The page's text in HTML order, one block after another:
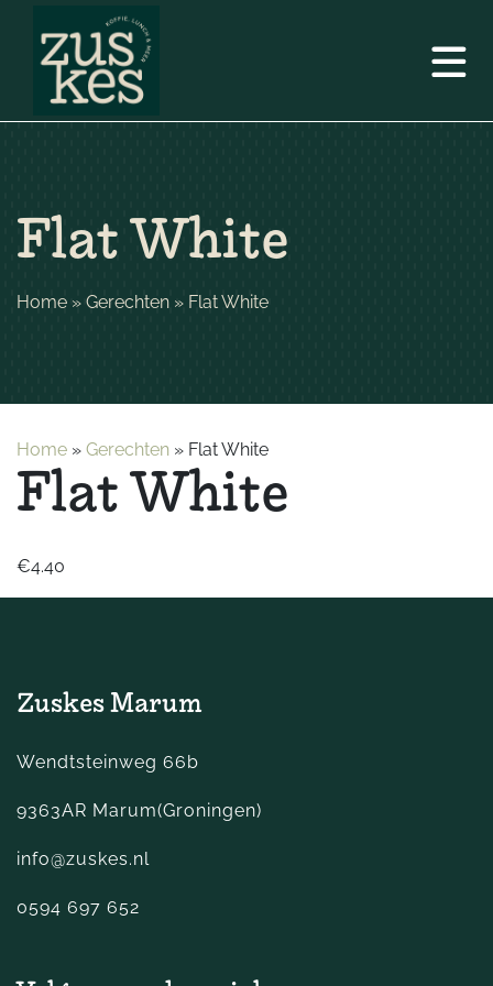
Flat White
Home » Gerechten » Flat White
Home » Gerechten » Flat White
Flat White
€4.40
Zuskes Marum
Wendtsteinweg 66b
9363AR Marum(Groningen)
info@zuskes.nl
0594 697 652